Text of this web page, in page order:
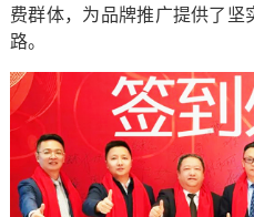
费群体，为品牌推广提供了坚
路。